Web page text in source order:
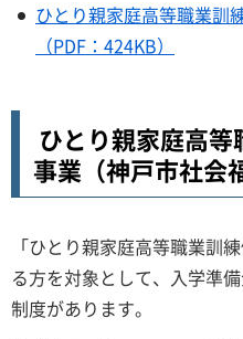
ひとり親家庭高等職業訓
（PDF：424KB）
ひとり親家庭高
事業（神戸市社会
「ひとり親家庭高等職業訓
る方を対象として、入学準
制度があります。